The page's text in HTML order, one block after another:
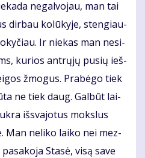
ne­gal­vo­jau, man tai
dir­bau ko­lū­ky­je, sten­giau­
Ir nie­kas man ne­si­
ku­rios ant­rų­jų pu­sių ieš­
žmo­gus. Pra­bė­go tiek
ne tiek daug. Gal­būt lai­
iš­sva­jo­tus moks­lus
Man ne­li­ko lai­ko nei mez­
Sta­sė, vi­są sa­ve